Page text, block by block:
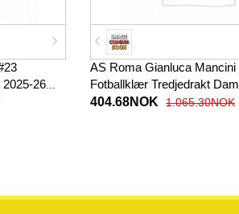
26
AS Roma Gianluca Mancini
Fotballklær Tredjedrakt
Kortermet
404.68NOK 1.065.30NOK